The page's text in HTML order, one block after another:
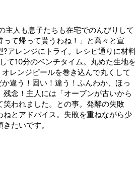
主人も息子たちも在宅でのんびりして
て帰って貰うわね！」と高々と宣
アレンジにトライ。レシピ通りに材料
て10分のベンチタイム。丸めた生地を
レンジピールを巻き込んで丸くして
違う！固い！違う！ふんわか、ほっ
念！主人には「オーブンが古いから
われました。との事。発酵の失敗
とアドバイス。失敗を重ねながら少
たいです。